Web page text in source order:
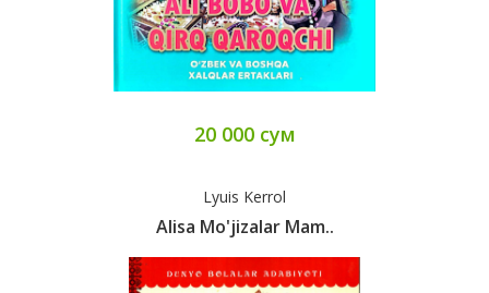
20 000 сум
Lyuis Kerrol
Alisa Mo'jizalar Mam..